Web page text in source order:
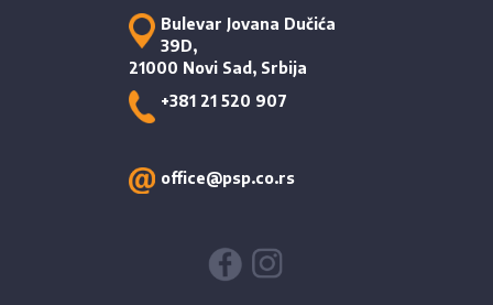
Bulevar Jovana Dučića
39D,
21000 Novi Sad, Srbija
+381 21 520 907
office@psp.co.rs